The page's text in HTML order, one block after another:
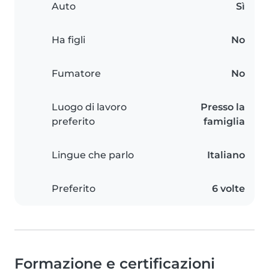
Auto Sì
Ha figli No
Fumatore No
Luogo di lavoro
preferito
Presso la
famiglia
Lingue che parlo Italiano
Preferito 6 volte
Formazione e certificazioni